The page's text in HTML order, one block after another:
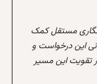
مستقل کمک
این درخواست و
تقویت این مسیر